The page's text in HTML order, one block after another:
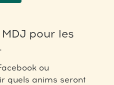
pour les
ou
quels anims seront